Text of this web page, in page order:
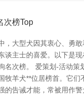
次榜Top
，大型犬因其衷心、勇
谈主士的喜爱。以下是
名次榜。 爱策划-活动策
牧羊犬**位居榜首。它们
的告诫才能，常被用作警